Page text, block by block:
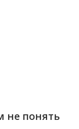
не понять